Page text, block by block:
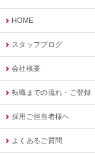
HOME
スタッフブログ
会社概要
転職までの流れ・ご登録
採用ご担当者様へ
よくあるご質問